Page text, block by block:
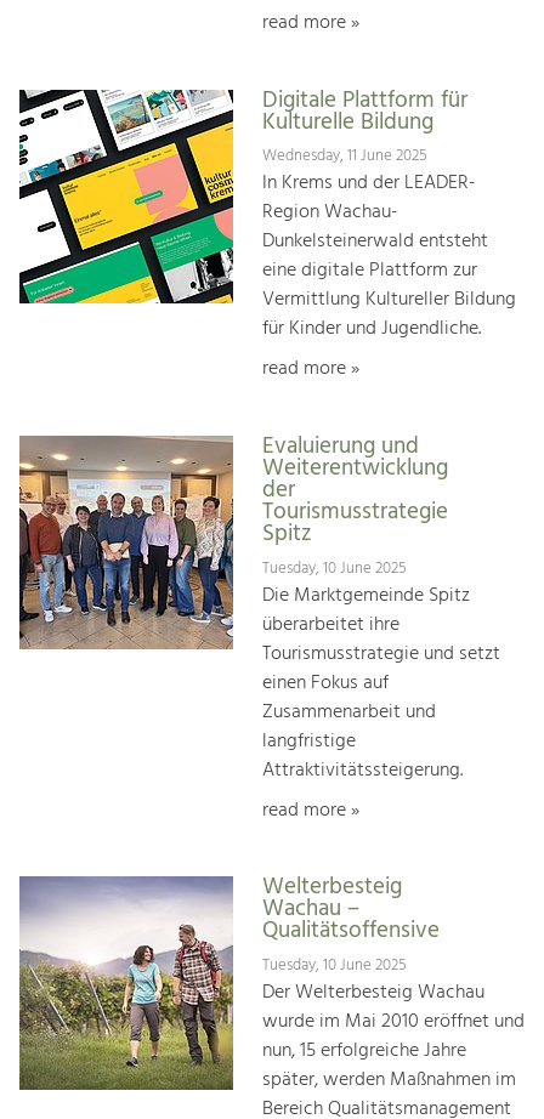
read more »
Digitale Plattform für
Kulturelle Bildung
Wednesday, 11 June 2025
In Krems und der LEADER-
Region Wachau-
Dunkelsteinerwald entsteht
eine digitale Plattform zur
Vermittlung Kultureller Bildung
für Kinder und Jugendliche.
read more »
Evaluierung und
Weiterentwicklung
der
Tourismusstrategie
Spitz
Tuesday, 10 June 2025
Die Marktgemeinde Spitz
überarbeitet ihre
Tourismusstrategie und setzt
einen Fokus auf
Zusammenarbeit und
langfristige
Attraktivitätssteigerung.
read more »
Welterbesteig
Wachau –
Qualitätsoffensive
Tuesday, 10 June 2025
Der Welterbesteig Wachau
wurde im Mai 2010 eröffnet und
nun, 15 erfolgreiche Jahre
später, werden Maßnahmen im
Bereich Qualitätsmanagement